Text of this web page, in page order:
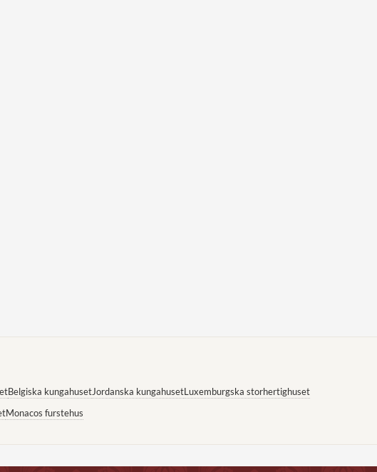
Belgiska kungahusetJordanska kungahusetLuxemburgska storhertighuset
Monacos furstehus